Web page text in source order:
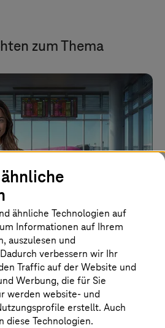
zum Thema
Security und Quantum
Zukunft neu definieren.
ähnliche Technologien auf
Informationen auf Ihrem
auszulesen und
verbessern wir Ihr
Traffic auf der Website und
Werbung, die für Sie
werden website- und
erstellt. Auch
diese Technologien.